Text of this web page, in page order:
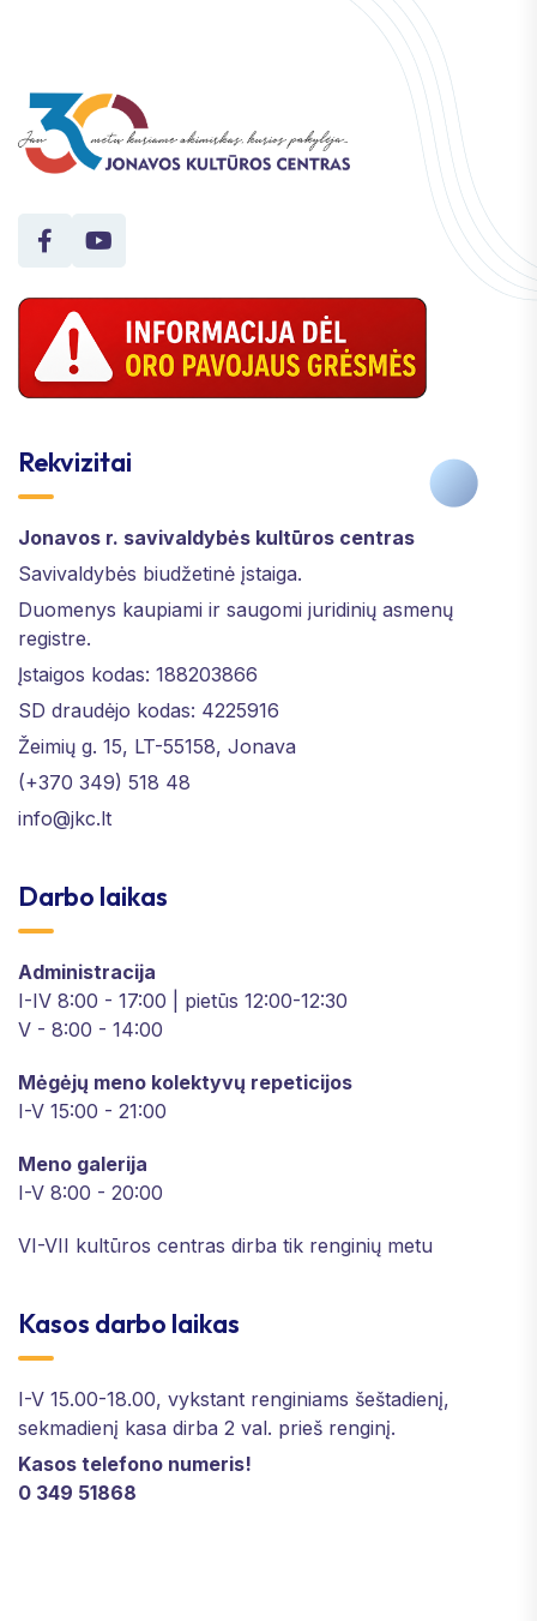
Rekvizitai
Jonavos r. savivaldybės kultūros centras
Savivaldybės biudžetinė įstaiga.
Duomenys kaupiami ir saugomi juridinių asmenų
registre.
Įstaigos kodas: 188203866
SD draudėjo kodas: 4225916
Žeimių g. 15, LT-55158, Jonava
(+370 349) 518 48
info@jkc.lt
Darbo laikas
Administracija
I-IV 8:00 - 17:00 | pietūs 12:00-12:30
V - 8:00 - 14:00
Mėgėjų meno kolektyvų repeticijos
I-V 15:00 - 21:00
Meno galerija
I-V 8:00 - 20:00
VI-VII kultūros centras dirba tik renginių metu
Kasos darbo laikas
I-V 15.00-18.00, vykstant renginiams šeštadienį,
sekmadienį kasa dirba 2 val. prieš renginį.
Kasos telefono numeris!
0 349 51868